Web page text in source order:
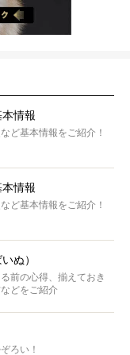
情報
ど基本情報をご紹介！
情報
ど基本情報をご紹介！
ぬ）
前の心得、揃えておき
どをご紹介
ろい！